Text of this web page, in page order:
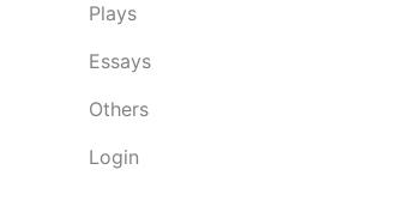
Plays
Essays
Others
Login